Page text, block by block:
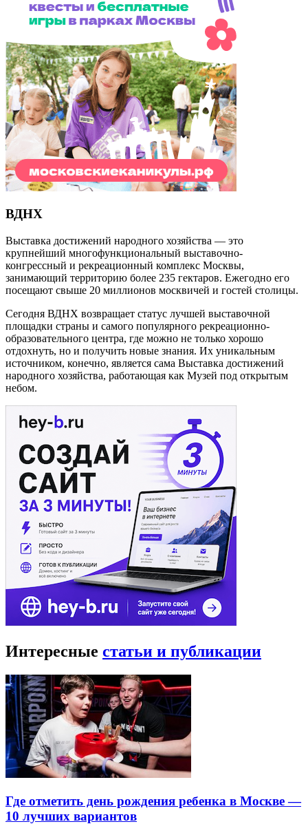
ВДНХ
Выставка достижений народного хозяйства — это
крупнейший многофункциональный выставочно-
конгрессный и рекреационный комплекс Москвы,
занимающий территорию более 235 гектаров. Ежегодно его
посещают свыше 20 миллионов москвичей и гостей столицы.
Сегодня ВДНХ возвращает статус лучшей выставочной
площадки страны и самого популярного рекреационно-
образовательного центра, где можно не только хорошо
отдохнуть, но и получить новые знания. Их уникальным
источником, конечно, является сама Выставка достижений
народного хозяйства, работающая как Музей под открытым
небом.
Интересные статьи и публикации
Где отметить день рождения ребенка в Москве —
10 лучших вариантов